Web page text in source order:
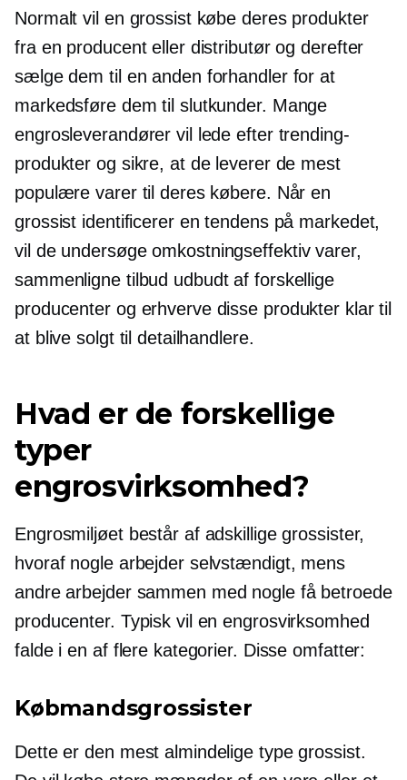
Normalt vil en grossist købe deres produkter
fra en producent eller distributør og derefter
sælge dem til en anden forhandler for at
markedsføre dem til slutkunder. Mange
engrosleverandører vil lede efter trending-
produkter og sikre, at de leverer de mest
populære varer til deres købere. Når en
grossist identificerer en tendens på markedet,
vil de undersøgeomkostningseffektivvarer,
sammenligne tilbud udbudt af forskellige
producenter og erhverve disse produkter klar til
at blive solgt til detailhandlere.
Hvad er de forskellige
typer
engrosvirksomhed?
Engrosmiljøet består af adskillige grossister,
hvoraf nogle arbejder selvstændigt, mens
andre arbejder sammen med nogle få betroede
producenter. Typisk vil en engrosvirksomhed
falde i en af ​​flere kategorier. Disse omfatter:
Købmandsgrossister
Dette er den mest almindelige type grossist.